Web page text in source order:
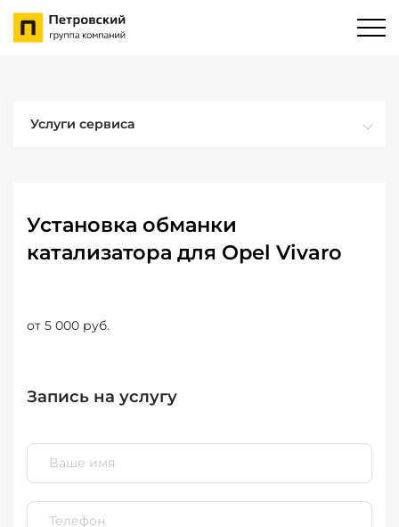
Услуги сервиса
Установка обманки
катализатора для Opel Vivaro
от 5 000 руб.
Запись на услугу